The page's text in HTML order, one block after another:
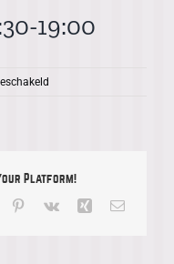
19:00
18:30-
Platform!
Pinterest
Vk Xing E-